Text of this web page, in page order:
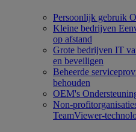
Persoonlijk gebruik
Kleine bedrijven
op afstand
Grote bedrijven IT
en beveiligen
Beheerde
behouden
OEM's
Non-
TeamViewer-